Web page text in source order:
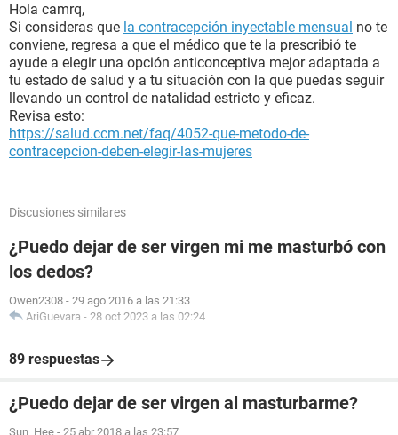
Hola camrq,
Si consideras que la contracepción inyectable mensual no te
conviene, regresa a que el médico que te la prescribió te
ayude a elegir una opción anticonceptiva mejor adaptada a
tu estado de salud y a tu situación con la que puedas seguir
llevando un control de natalidad estricto y eficaz.
Revisa esto:
https://salud.ccm.net/faq/4052-que-metodo-de-
contracepcion-deben-elegir-las-mujeres
Discusiones similares
¿Puedo dejar de ser virgen mi me masturbó con
los dedos?
Owen2308 - 29 ago 2016 a las 21:33
AriGuevara - 28 oct 2023 a las 02:24
89 respuestas
¿Puedo dejar de ser virgen al masturbarme?
Sun_Hee - 25 abr 2018 a las 23:57